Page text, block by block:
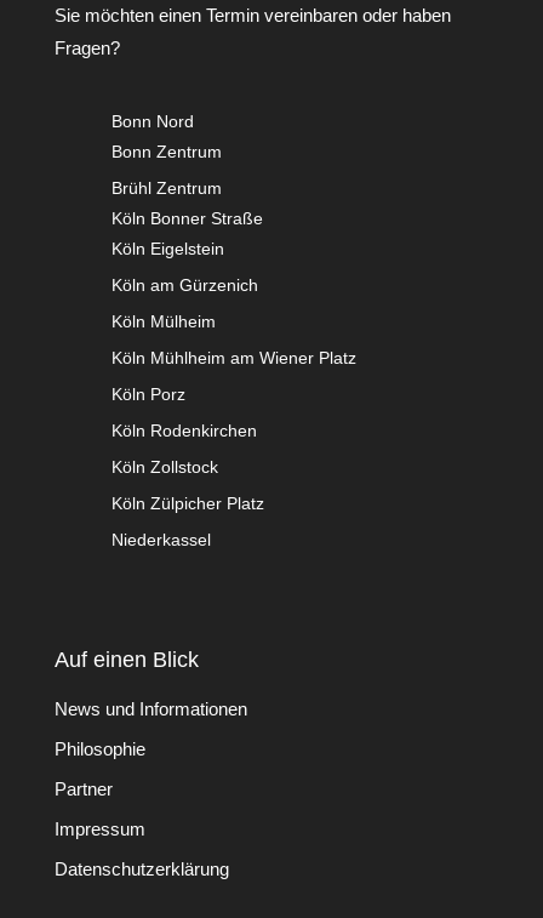
Sie möchten einen Termin vereinbaren oder haben
Fragen?
Bonn Nord
Bonn Zentrum
Brühl Zentrum
Köln Bonner Straße
Köln Eigelstein
Köln am Gürzenich
Köln Mülheim
Köln Mühlheim am Wiener Platz
Köln Porz
Köln Rodenkirchen
Köln Zollstock
Köln Zülpicher Platz
Niederkassel
Auf einen Blick
News und Informationen
Philosophie
Partner
Impressum
Datenschutzerklärung